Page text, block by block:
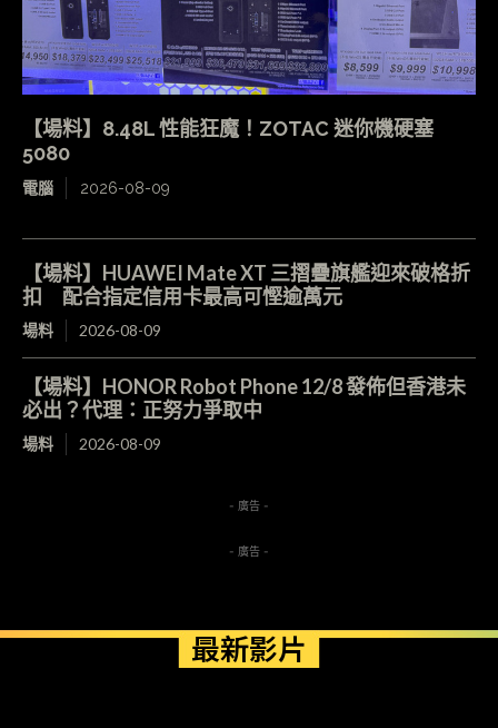
【場料】8.48L 性能狂魔！ZOTAC 迷你機硬塞
5080
電腦 2026-08-09
【場料】HUAWEI Mate XT 三摺疊旗艦迎來破格折
扣 配合指定信用卡最高可慳逾萬元
場料 2026-08-09
【場料】HONOR Robot Phone 12/8 發佈但香港未
必出？代理：正努力爭取中
場料 2026-08-09
- 廣告 -
- 廣告 -
最新影片